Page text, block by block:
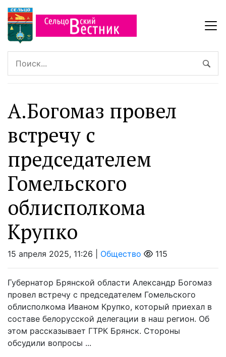
А.Богомаз провел
встречу с
председателем
Гомельского
облисполкома
Крупко
15 апреля 2025, 11:26 | Общество 115
Губернатор Брянской области Александр Богомаз
провел встречу с председателем Гомельского
облисполкома Иваном Крупко, который приехал в
составе белорусской делегации в наш регион. Об
этом рассказывает ГТРК Брянск. Стороны
обсудили вопросы ...